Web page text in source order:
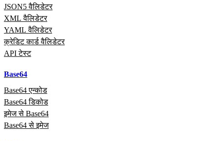
JSON5 वैलिडेटर
XML वैलिडेटर
YAML वैलिडेटर
क्रेडिट कार्ड वैलिडेटर
API टेस्ट
Base64
Base64 एन्कोड
Base64 डिकोड
इमेज से Base64
Base64 से इमेज